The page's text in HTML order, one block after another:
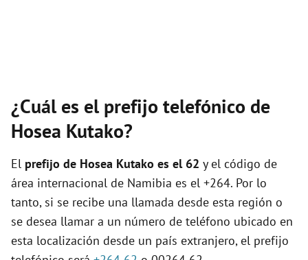
¿Cuál es el prefijo telefónico de
Hosea Kutako?
El prefijo de Hosea Kutako es el 62 y el código de
área internacional de Namibia es el +264. Por lo
tanto, si se recibe una llamada desde esta región o
se desea llamar a un número de teléfono ubicado en
esta localización desde un país extranjero, el prefijo